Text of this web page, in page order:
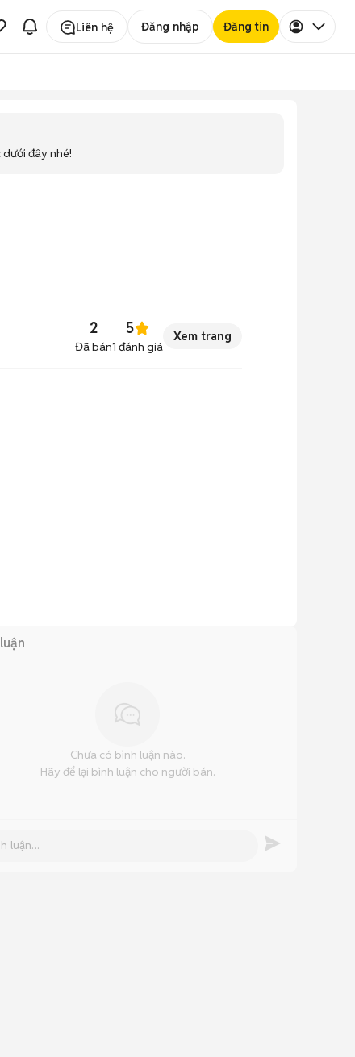
Liên hệ Đăng nhập Đăng tin
đây nhé!
2
Đã bán
5
1 đánh giá
Xem trang
Chưa có bình luận nào.
Hãy để lại bình luận cho người bán.